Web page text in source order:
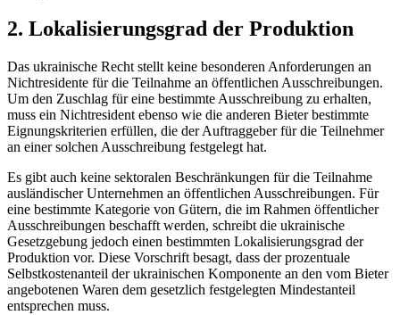
2. Lokalisierungsgrad der Produktion
Das ukrainische Recht stellt keine besonderen Anforderungen an
Nichtresidente für die Teilnahme an öffentlichen Ausschreibungen.
Um den Zuschlag für eine bestimmte Ausschreibung zu erhalten,
muss ein Nichtresident ebenso wie die anderen Bieter bestimmte
Eignungskriterien erfüllen, die der Auftraggeber für die Teilnehmer
an einer solchen Ausschreibung festgelegt hat.
Es gibt auch keine sektoralen Beschränkungen für die Teilnahme
ausländischer Unternehmen an öffentlichen Ausschreibungen. Für
eine bestimmte Kategorie von Gütern, die im Rahmen öffentlicher
Ausschreibungen beschafft werden, schreibt die ukrainische
Gesetzgebung jedoch einen bestimmten Lokalisierungsgrad der
Produktion vor. Diese Vorschrift besagt, dass der prozentuale
Selbstkostenanteil der ukrainischen Komponente an den vom Bieter
angebotenen Waren dem gesetzlich festgelegten Mindestanteil
entsprechen muss.